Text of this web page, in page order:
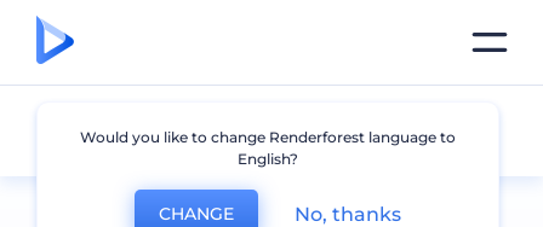
Basketball
Would you like to change Renderforest language to
English?
CHANGE No, thanks